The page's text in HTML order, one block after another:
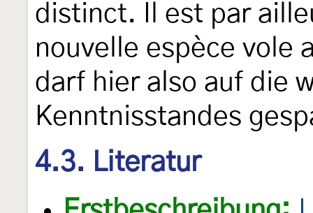
distinct. Il est par
nouvelle espèce vole
darf hier also auf die
Kenntnisstandes
4.3. Literatur